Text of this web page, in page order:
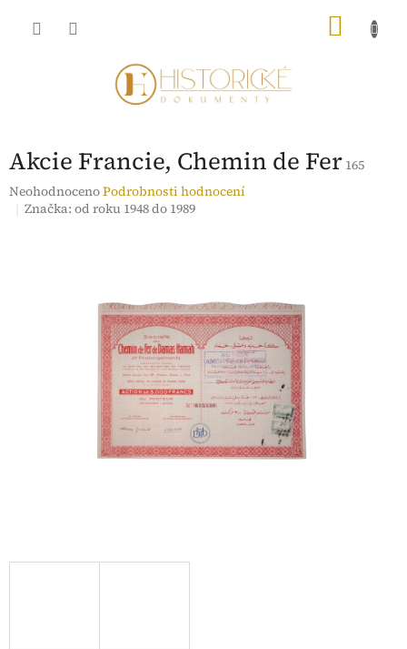
Akcie Francie, Chemin de Fer 165
Průměrné
hodnocení
NeohodnocenoPodrobnosti hodnocení
Značka:od roku 1948 do 1989